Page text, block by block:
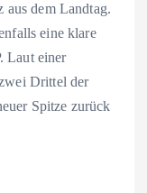
aus dem Landtag.
eine klare
Laut einer
Drittel der
Spitze zurück